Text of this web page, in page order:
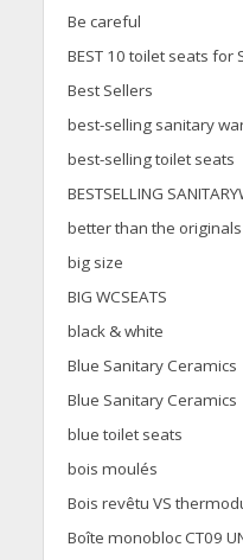
Be careful
BEST 10 toilet seats for
Best Sellers
best-selling sanitary
best-selling toilet seats
BESTSELLING
better than the originals
big size
BIG WCSEATS
black & white
Blue Sanitary Ceramics
Blue Sanitary Ceramics
blue toilet seats
bois moulés
Bois revêtu VS
Boîte monobloc CT09